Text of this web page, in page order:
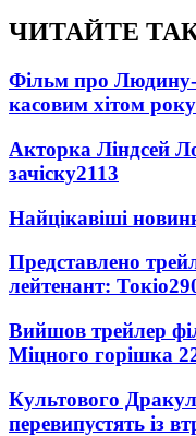
ЧИТАЙТЕ
Фільм про
касовим хітом року
Акторка Ліндсей
зачіску2113
Найцікавіші
Представлено
лейтенант: Токіо
Вийшов трейлер
Міцного горішка 2
Культового
перевипустять із